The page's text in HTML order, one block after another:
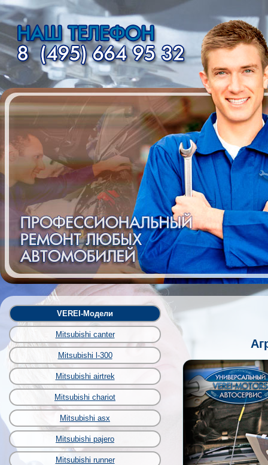
VEREI-Модели
Mitsubishi canter
Mitsubishi l-300
Mitsubishi airtrek
Mitsubishi chariot
Mitsubishi asx
Mitsubishi pajero
Mitsubishi runner